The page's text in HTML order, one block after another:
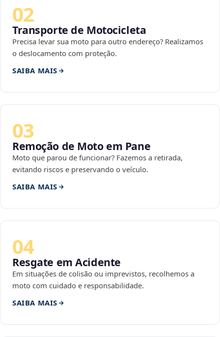
02
Transporte de Motocicleta
Precisa levar sua moto para outro endereço? Realizamos
o deslocamento com proteção.
SAIBA MAIS
03
Remoção de Moto em Pane
Moto que parou de funcionar? Fazemos a retirada,
evitando riscos e preservando o veículo.
SAIBA MAIS
04
Resgate em Acidente
Em situações de colisão ou imprevistos, recolhemos a
moto com cuidado e responsabilidade.
SAIBA MAIS